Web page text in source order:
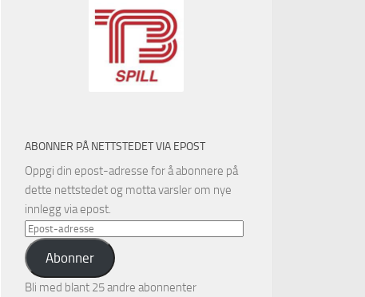
ABONNER PÅ NETTSTEDET VIA EPOST
Oppgi din epost-adresse for å abonnere på
dette nettstedet og motta varsler om nye
innlegg via epost.
Epost-
adresse
Abonner
Bli med blant 25 andre abonnenter